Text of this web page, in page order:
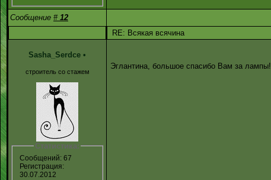
Сообщение # 12
RE: Всякая всячина
Sasha_Serdce •
строитель со стажем
Статистика:
Сообщений: 67
Регистрация:
30.07.2012
Эглантина, большое спасибо Вам за лампы!